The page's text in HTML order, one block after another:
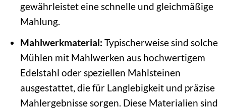
gewährleistet eine schnelle und gleichmäßige
Mahlung.
Mahlwerkmaterial: Typischerweise sind solche
Mühlen mit Mahlwerken aus hochwertigem
Edelstahl oder speziellen Mahlsteinen
ausgestattet, die für Langlebigkeit und präzise
Mahlergebnisse sorgen. Diese Materialien sind